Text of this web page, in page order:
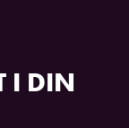
I DIN